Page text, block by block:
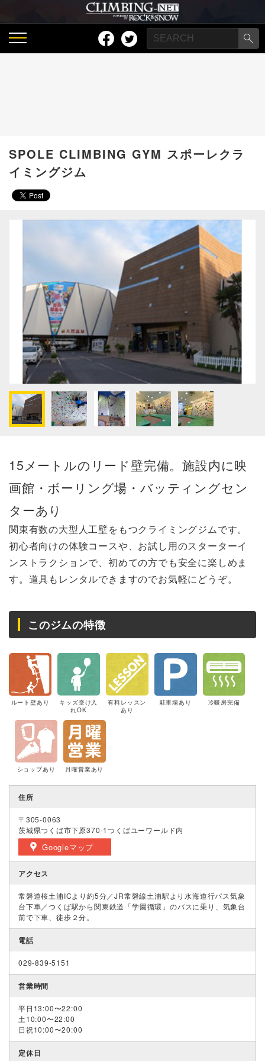
SPOLE CLIMBING GYM スポーレクラ
イミングジム
15メートルのリード壁完備。施設内に映
画館・ボーリング場・バッティングセン
ターあり
関東有数の大型人工壁をもつクライミングジムです。
初心者向けの体験コースや、お試し用のスターターイ
ンストラクションで、初めての方でも安全に楽しめま
す。道具もレンタルできますのでお気軽にどうぞ。
このジムの特徴
ルート壁あり
キッズ受け入
れOK
有料レッスン
あり
駐車場あり 冷暖房完備
ショップあり 月曜営業あり
住所
〒305-0063
茨城県つくば市下原370-1つくばユーワールド内
Googleマップ
アクセス
常磐道桜土浦ICより約5分／JR常磐線土浦駅より水海道行バス気象
台下車／つくば駅から関東鉄道「学園循環」のバスに乗り、気象台
前で下車、徒歩２分。
電話
029-839-5151
営業時間
平日13:00〜22:00
土10:00〜22:00
日祝10:00〜20:00
定休日